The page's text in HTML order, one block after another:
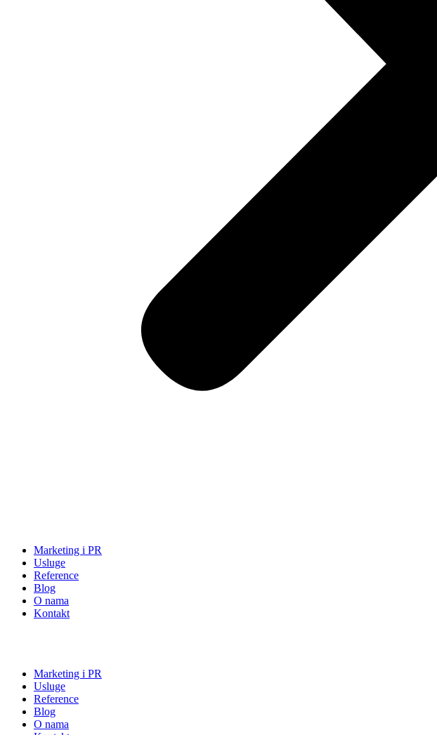
Marketing i PR
Usluge
Reference
Blog
O nama
Kontakt
Marketing i PR
Usluge
Reference
Blog
O nama